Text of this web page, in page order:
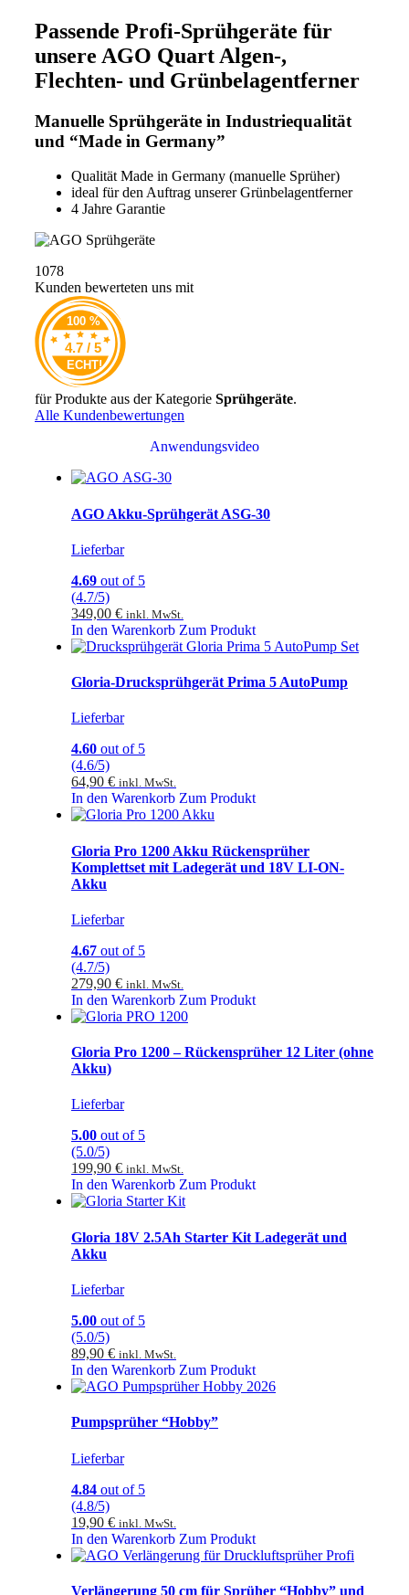
Passende Profi-Sprühgeräte für
unsere AGO Quart Algen-,
Flechten- und Grünbelagentferner
Manuelle Sprühgeräte in Industriequalität
und “Made in Germany”
Qualität Made in Germany (manuelle Sprüher)
ideal für den Auftrag unserer Grünbelagentferner
4 Jahre Garantie
1078
Kunden bewerteten uns mit
4.7 / 5
ECHT!
100 %
für Produkte aus der Kategorie Sprühgeräte.
Alle Kundenbewertungen
Anwendungsvideo
AGO Akku-Sprühgerät ASG-30
Lieferbar
4.69 out of 5
(4.7/5)
349,00 € inkl. MwSt.
In den Warenkorb Zum Produkt
Gloria-Drucksprühgerät Prima 5 AutoPump
Lieferbar
4.60 out of 5
(4.6/5)
64,90 € inkl. MwSt.
In den Warenkorb Zum Produkt
Gloria Pro 1200 Akku Rückensprüher
Komplettset mit Ladegerät und 18V LI-ON-
Akku
Lieferbar
4.67 out of 5
(4.7/5)
279,90 € inkl. MwSt.
In den Warenkorb Zum Produkt
Gloria Pro 1200 – Rückensprüher 12 Liter (ohne
Akku)
Lieferbar
5.00 out of 5
(5.0/5)
199,90 € inkl. MwSt.
In den Warenkorb Zum Produkt
Gloria 18V 2.5Ah Starter Kit Ladegerät und
Akku
Lieferbar
5.00 out of 5
(5.0/5)
89,90 € inkl. MwSt.
In den Warenkorb Zum Produkt
Pumpsprüher “Hobby”
Lieferbar
4.84 out of 5
(4.8/5)
19,90 € inkl. MwSt.
In den Warenkorb Zum Produkt
Verlängerung 50 cm für Sprüher “Hobby” und